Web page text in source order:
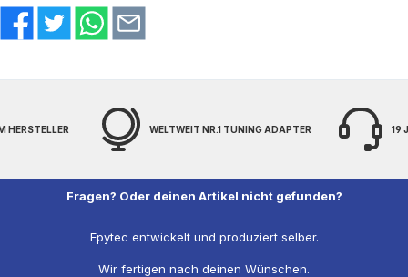
WELTWEIT NR.1 TUNING ADAPTER 19
Fragen? Oder deinen Artikel nicht gefunden?
Epytec entwickelt und produziert selber.
Wir fertigen nach deinen Wünschen.